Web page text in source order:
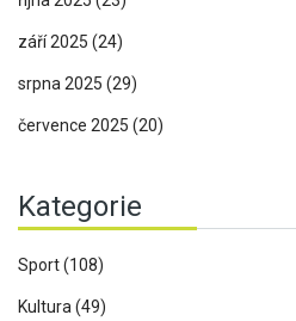
září 2025 (24)
srpna 2025 (29)
července 2025 (20)
Kategorie
Sport(108)
Kultura(49)